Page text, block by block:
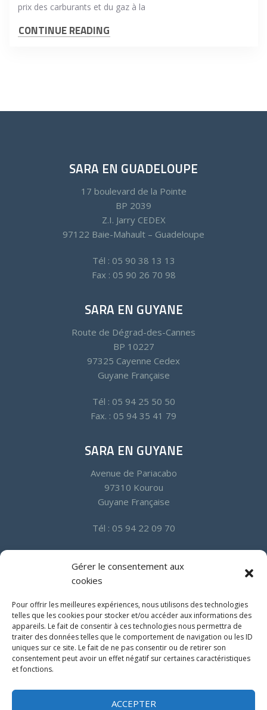
Gérer le consentement aux
cookies
Pour offrir les meilleures expériences, nous utilisons des technologies
telles que les cookies pour stocker et/ou accéder aux informations des
appareils. Le fait de consentir à ces technologies nous permettra de
traiter des données telles que le comportement de navigation ou les ID
uniques sur ce site. Le fait de ne pas consentir ou de retirer son
consentement peut avoir un effet négatif sur certaines caractéristiques
et fonctions.
ACCEPTER
prix des carburants et du gaz à la
CONTINUE READING
SARA EN GUADELOUPE
17 boulevard de la Pointe
BP 2039
Z.I. Jarry CEDEX
97122 Baie-Mahault – Guadeloupe
Tél : 05 90 38 13 13
Fax : 05 90 26 70 98
SARA EN GUYANE
Route de Dégrad-des-Cannes
BP 10227
97325 Cayenne Cedex
Guyane Française
Tél : 05 94 25 50 50
Fax. : 05 94 35 41 79
SARA EN GUYANE
Avenue de Pariacabo
97310 Kourou
Guyane Française
Tél : 05 94 22 09 70
SARA EN MARTINIQUE
Quartier Californie Zone Industrielle
97232 Le Lamentin
Martinique
Tél : 05 96 50 18 94
Fax : 05 96 50 00 15